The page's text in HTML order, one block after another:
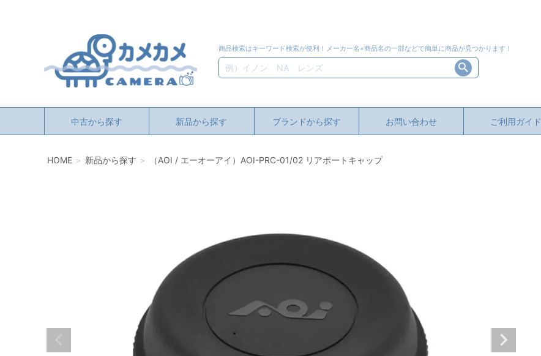
商品検索はキーワード検索が便利！メーカー名+商品名の一部などで簡単に商品が見つかります！
検索
中古から探す 新品から探す ブランドから探す お問い合わせ ご利用ガイド
HOME 新品から探す （AOI / エーオーアイ）AOI-PRC-01/02 リアポートキャップ